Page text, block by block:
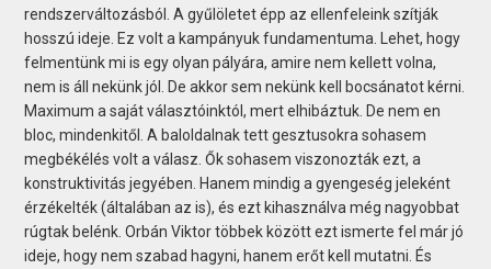
rendszerváltozásból. A gyűlöletet épp az ellenfeleink szítják
hosszú ideje. Ez volt a kampányuk fundamentuma. Lehet, hogy
felmentünk mi is egy olyan pályára, amire nem kellett volna,
nem is áll nekünk jól. De akkor sem nekünk kell bocsánatot kérni.
Maximum a saját választóinktól, mert elhibáztuk. De nem en
bloc, mindenkitől. A baloldalnak tett gesztusokra sohasem
megbékélés volt a válasz. Ők sohasem viszonozták ezt, a
konstruktivitás jegyében. Hanem mindig a gyengeség jeleként
érzékelték (általában az is), és ezt kihasználva még nagyobbat
rúgtak belénk. Orbán Viktor többek között ezt ismerte fel már jó
ideje, hogy nem szabad hagyni, hanem erőt kell mutatni. És